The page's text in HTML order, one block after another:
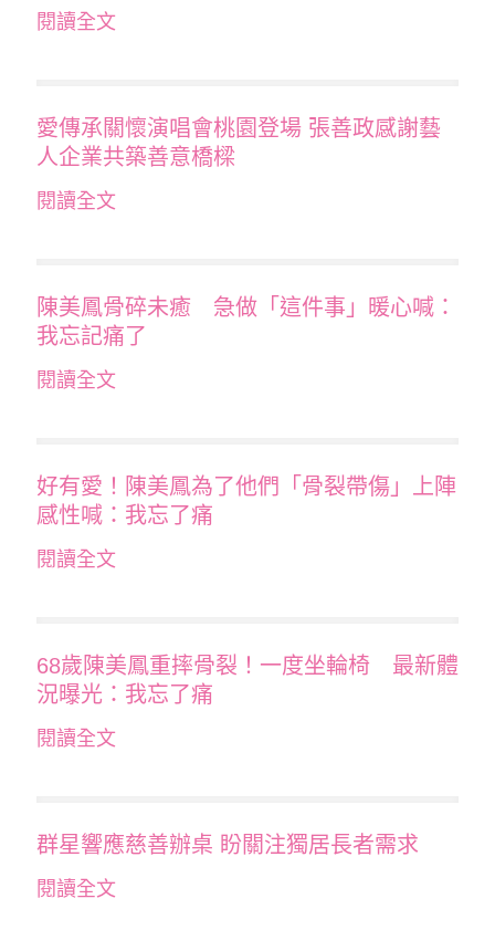
閱讀全文
愛傳承關懷演唱會桃園登場 張善政感謝藝
人企業共築善意橋樑
閱讀全文
陳美鳳骨碎未癒 急做「這件事」暖心喊：
我忘記痛了
閱讀全文
好有愛！陳美鳳為了他們「骨裂帶傷」上陣
感性喊：我忘了痛
閱讀全文
68歲陳美鳳重摔骨裂！一度坐輪椅 最新體
況曝光：我忘了痛
閱讀全文
群星響應慈善辦桌 盼關注獨居長者需求
閱讀全文